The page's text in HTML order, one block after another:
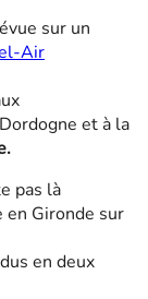
sur un
Air
et à la
pas là
en Gironde sur
en deux